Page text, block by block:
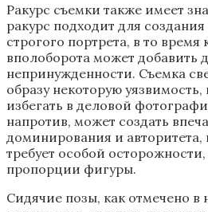
Ракурс съемки также имеет
ракурс подходит для
строгого портрета, в то время
вполоборота может добавить
непринужденности. Съемка
образу некоторую уязвимость,
избегать в деловой
напротив, может создать
доминирования и авторитета,
требует особой
пропорции фигуры.
Сидячие позы, как отмечено в